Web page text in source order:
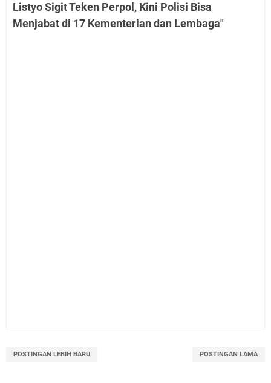
Listyo Sigit Teken Perpol, Kini Polisi Bisa
Menjabat di 17 Kementerian dan Lembaga"
POSTINGAN LEBIH BARU POSTINGAN LAMA